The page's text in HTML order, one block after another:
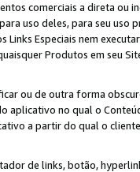
comerciais a direta ou
uso deles, para seu
Especiais nem
Produtos em seu
ou de outra forma
aplicativo no qual o
a partir do qual o
de links, botão,